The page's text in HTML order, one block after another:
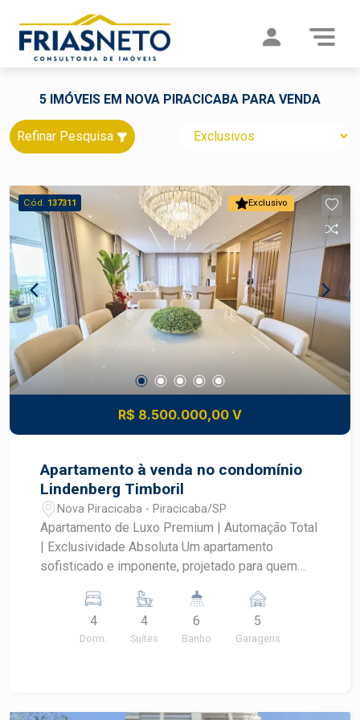
5 IMÓVEIS EM NOVA PIRACICABA PARA VENDA
Refinar Pesquisa
Exclusivo
Cód. 137311
R$ 8.500.000,00 V
Apartamento à venda no condomínio
Lindenberg Timboril
Nova Piracicaba - Piracicaba/SP
Apartamento de Luxo Premium | Automação Total
| Exclusividade Absoluta Um apartamento
sofisticado e imponente, projetado para quem
altíssimo padrão. Totalmente automatizado, com
materiais nobres e marcenaria de referência. - 4
suítes elegantes, todas com ar-condicionado
4
Dorm.
4
Suítes
6
Banho
5
Garagens